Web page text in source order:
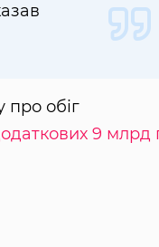
про обіг
9 млрд